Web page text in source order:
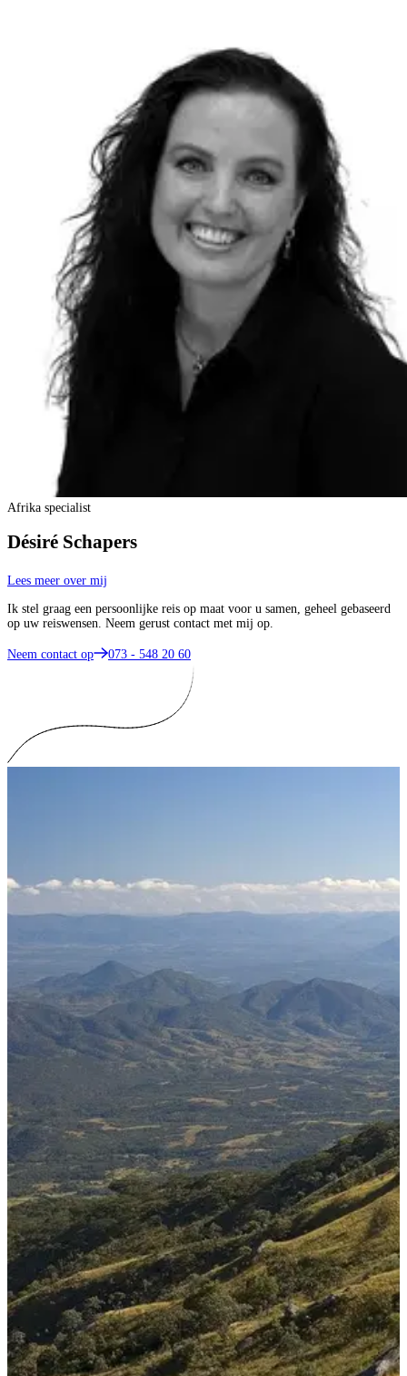
Afrika specialist
Désiré Schapers
Lees meer over mij
Ik stel graag een persoonlijke reis op maat voor u samen, geheel gebaseerd
op uw reiswensen. Neem gerust contact met mij op.
Neem contact op 073 - 548 20 60